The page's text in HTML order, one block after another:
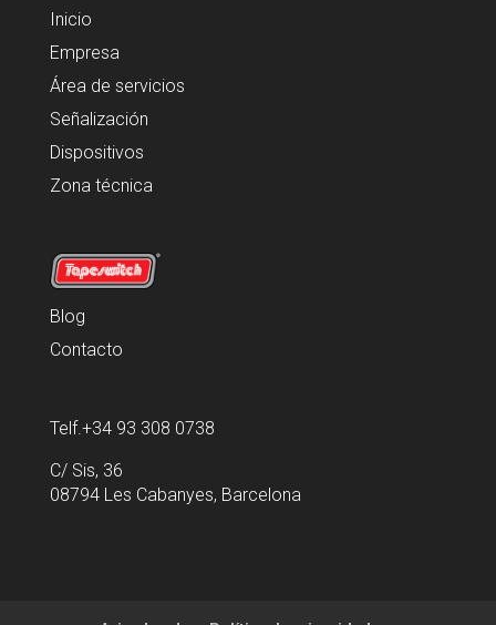
Inicio
Empresa
Área de servicios
Señalización
Dispositivos
Zona técnica
Blog
Contacto
Telf.+34 93 308 0738
C/ Sis, 36
08794 Les Cabanyes, Barcelona